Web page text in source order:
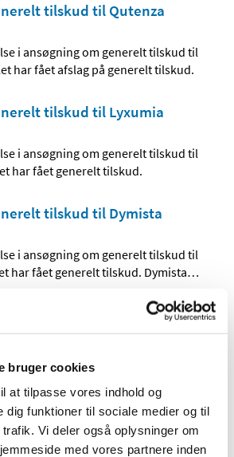
bruger cookies
at tilpasse vores indhold og
dig funktioner til sociale medier og til
Vi deler også oplysninger om
med vores partnere inden
tilskud til Qutenza
i ansøgning om generelt tilskud til
har fået afslag på generelt tilskud.
tilskud til Lyxumia
i ansøgning om generelt tilskud til
har fået generelt tilskud.
tilskud til Dymista
i ansøgning om generelt tilskud til
har fået generelt tilskud. Dymista…
2.
til tilskudsstatus for
2. forslag til indstilling til
for lægemidler mod diabetes i…